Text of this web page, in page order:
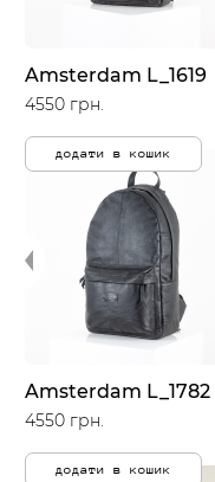
Amsterdam L_1619
4550 грн.
додати в кошик
Amsterdam L_1782
4550 грн.
додати в кошик